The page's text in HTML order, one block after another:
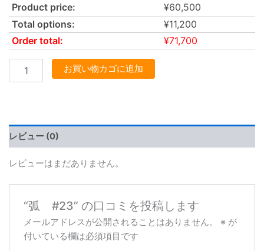
Product price: ¥60,500
Total options:
¥11,200
Order total:
¥71,700
お買い物カゴに追加
レビュー (0)
レビューはまだありません。
“弧 #23” の口コミを投稿します
メールアドレスが公開されることはありません。 ※ が
付いている欄は必須項目です